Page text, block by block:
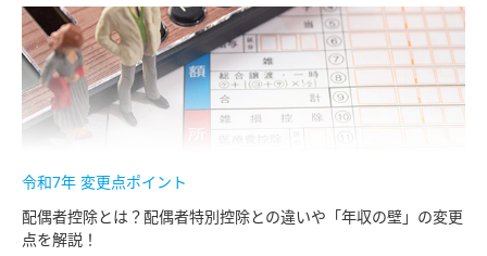
令和7年 変更点ポイント
配偶者控除とは？配偶者特別控除との違いや「年収の壁」の変更
点を解説！